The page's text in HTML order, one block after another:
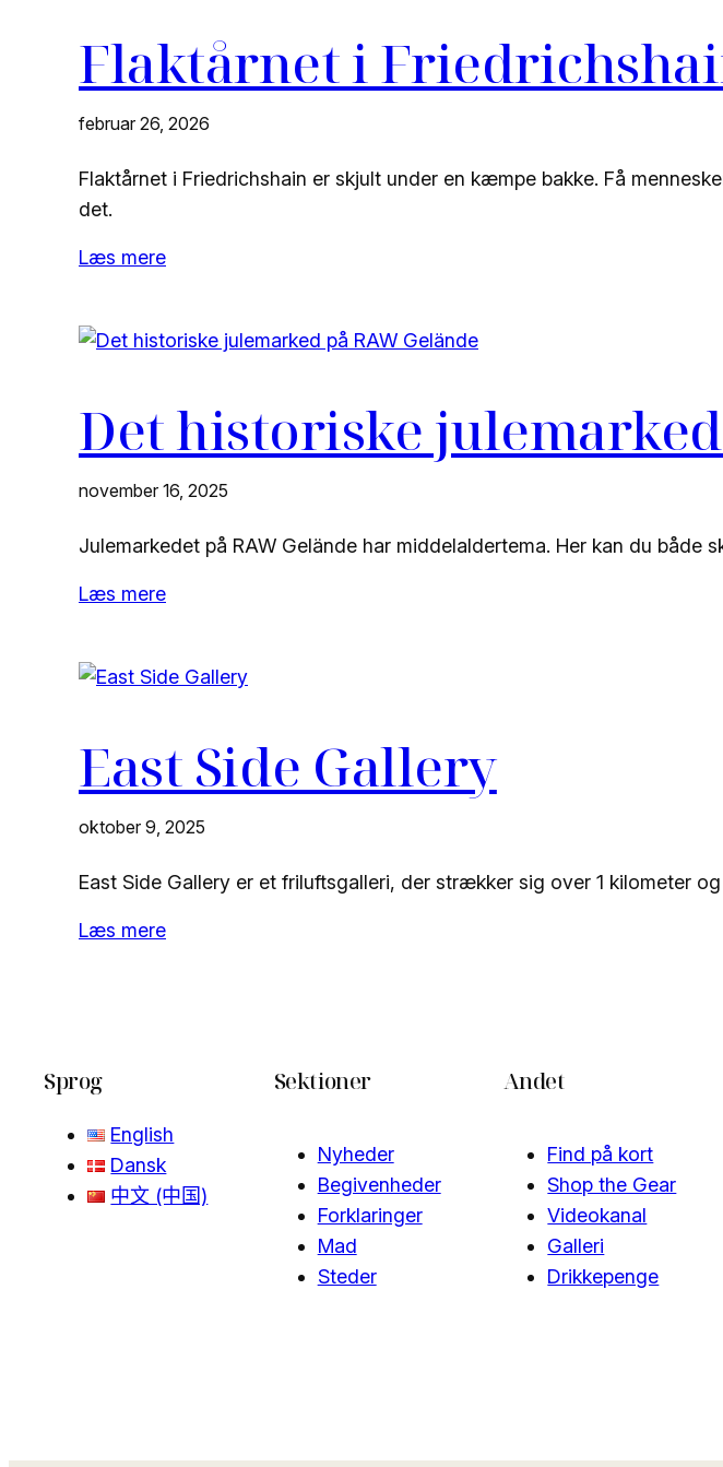
Flaktårnet i
februar 26, 2026
Flaktårnet i Friedrichshain er skjult under en kæmpe bakke. Få
det.
Læs mere
Det historiske
november 16, 2025
Julemarkedet på RAW Gelände har middelaldertema. Her kan du
Læs mere
East Side Gallery
oktober 9, 2025
East Side Gallery er et friluftsgalleri, der strækker sig over 1 kilometer
Læs mere
Sprog
English
Dansk
中文 (中国)
Sektioner
Nyheder
Begivenheder
Forklaringer
Mad
Steder
Andet
Find på kort
Shop the Gear
Videokanal
Galleri
Drikkepenge